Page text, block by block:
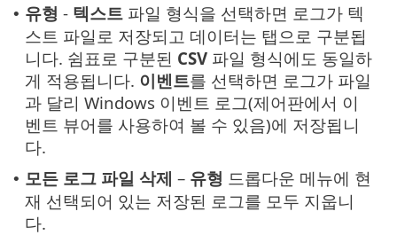
• 유형 - 텍스트 파일 형식을 선택하면 로그가 텍
스트 파일로 저장되고 데이터는 탭으로 구분됩
니다. 쉼표로 구분된 CSV 파일 형식에도 동일하
게 적용됩니다. 이벤트를 선택하면 로그가 파일
과 달리 Windows 이벤트 로그(제어판에서 이
벤트 뷰어를 사용하여 볼 수 있음)에 저장됩니
다.
• 모든 로그 파일 삭제 – 유형 드롭다운 메뉴에 현
재 선택되어 있는 저장된 로그를 모두 지웁니
다.